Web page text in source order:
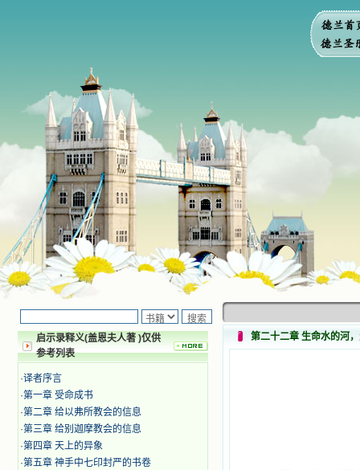
启示录释义(盖恩夫人著 )仅供
参考列表
·译者序言
·第一章 受命成书
·第二章 给以弗所教会的信息
·第三章 给别迦摩教会的信息
·第四章 天上的异象
·第五章 神手中七印封严的书卷
第二十二章 生命水的河